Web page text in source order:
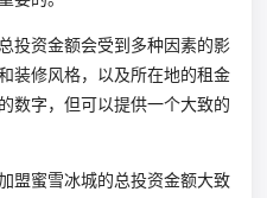
投资金额会受到多种因素的影
装修风格，以及所在地的租金
数字，但可以提供一个大致的
盟蜜雪冰城的总投资金额大致